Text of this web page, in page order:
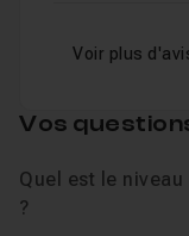
#7 La POO
#8 La POO
Voir plus
Vos
Quel est le
?